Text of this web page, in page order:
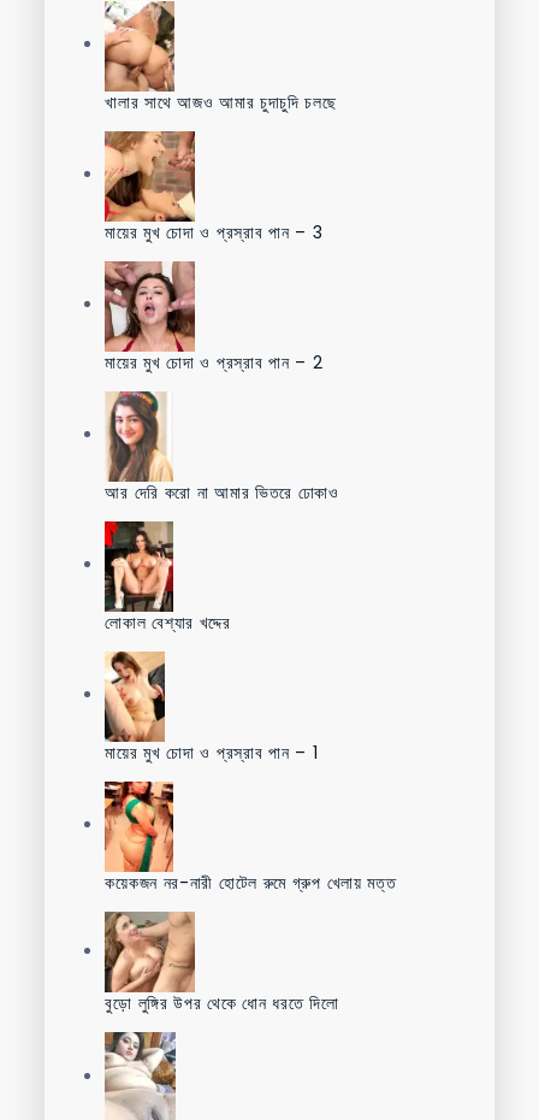
খালার সাথে আজও আমার চুদাচুদি চলছে
মায়ের মুখ চোদা ও প্রস্রাব পান – 3
মায়ের মুখ চোদা ও প্রস্রাব পান – 2
আর দেরি করো না আমার ভিতরে ঢোকাও
লোকাল বেশ্যার খদ্দের
মায়ের মুখ চোদা ও প্রস্রাব পান – 1
কয়েকজন নর-নারী হোটেল রুমে গ্রুপ খেলায় মত্ত
বুড়ো লুঙ্গির উপর থেকে ধোন ধরতে দিলো